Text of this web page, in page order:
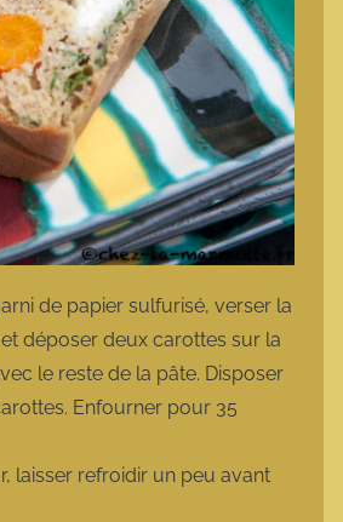
de papier sulfurisé, verser la
déposer deux carottes sur la
le reste de la pâte. Disposer
Enfourner pour 35
laisser refroidir un peu avant